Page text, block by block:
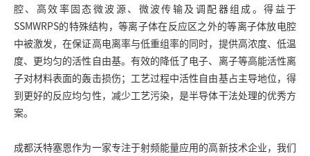
腔、高效率固态微波源、微波传输及调配器组成。得益于
SSMWRPS的特殊结构，等离子体在反应区之外的等离子体放电腔
中被激发，在保证高电离率与低重组率的同时，提供高浓度、低温
度、更均匀的活性自由基。有效的降低了电子、离子等高能活性离
子对材料表面的轰击损伤；工艺过程中活性自由基占主导地位，得
到更好的反应均匀性，减少工艺污染，是半导体干法处理的优秀方
案。
成都沃特塞恩作为一家专注于射频能量应用的高新技术企业，我们